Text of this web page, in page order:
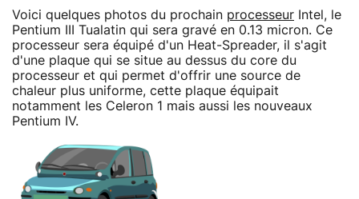
Voici quelques photos du prochain processeur Intel, le
Pentium III Tualatin qui sera gravé en 0.13 micron. Ce
processeur sera équipé d'un Heat-Spreader, il s'agit
d'une plaque qui se situe au dessus du core du
processeur et qui permet d'offrir une source de
chaleur plus uniforme, cette plaque équipait
notamment les Celeron 1 mais aussi les nouveaux
Pentium IV.